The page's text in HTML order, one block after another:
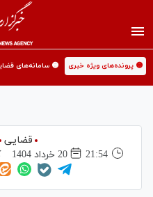
🟡 پرونده‌های ویژه خبری 🟡 سامانه‌های
قضایی
21:54
20 خرداد 1404